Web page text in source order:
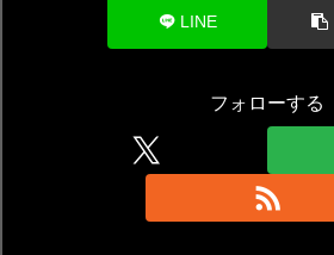
LINE
フォローする